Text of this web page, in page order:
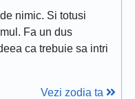
nimic. Si totusi
Fa un dus
ca trebuie sa intri
Vezi zodia ta